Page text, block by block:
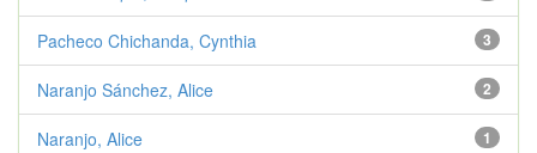
3
Pacheco Chichanda, Cynthia
2
Naranjo Sánchez, Alice
1
Naranjo, Alice